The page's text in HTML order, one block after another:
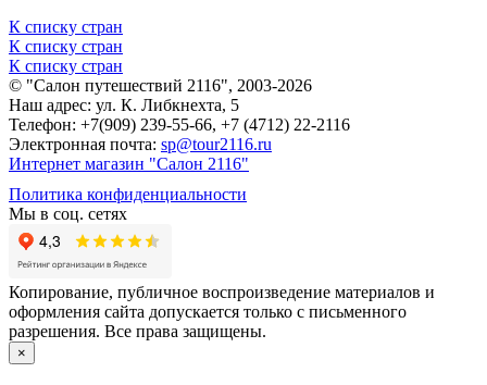
К списку стран
К списку стран
К списку стран
© "Салон путешествий 2116", 2003-2026
Наш адрес: ул. К. Либкнехта, 5
Телефон: +7(909) 239-55-66, +7 (4712) 22-2116
Электронная почта: sp@tour2116.ru
Интернет магазин "Салон 2116"
Политика конфиденциальности
Мы в соц. сетях
Копирование, публичное воспроизведение материалов и
оформления сайта допускается только с письменного
разрешения. Все права защищены.
×